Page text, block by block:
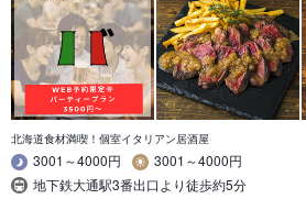
北海道食材満喫！個室イタリアン居酒屋
3001～4000円
3001～4000円
地下鉄大通駅3番出口より徒歩約5分